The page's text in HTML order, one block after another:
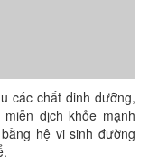
các chất dinh dưỡng,
dịch khỏe mạnh
hệ vi sinh đường